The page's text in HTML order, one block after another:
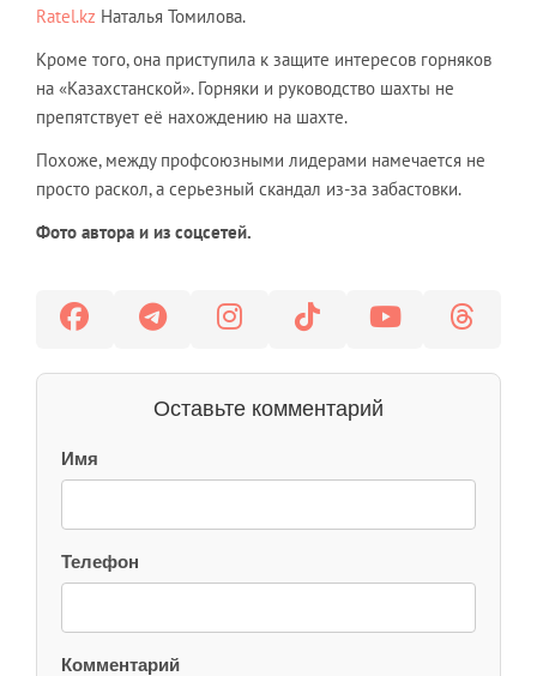
Ratel.kz Наталья Томилова.
Кроме того, она приступила к защите интересов горняков
на «Казахстанской». Горняки и руководство шахты не
препятствует её нахождению на шахте.
Похоже, между профсоюзными лидерами намечается не
просто раскол, а серьезный скандал из-за забастовки.
Фото автора и из соцсетей.
Оставьте комментарий
Имя
Телефон
Комментарий